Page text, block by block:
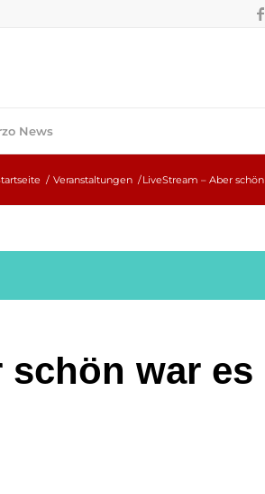
News
/ Veranstaltungen /LiveStream – Aber
schön war es